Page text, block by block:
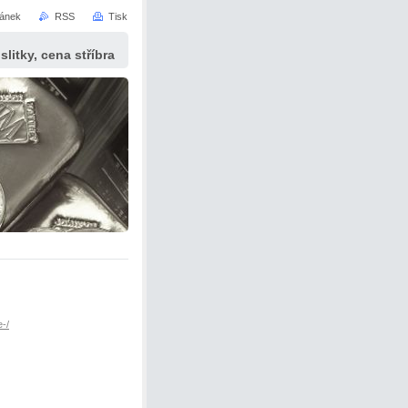
cena stříbra
RSS Tisk